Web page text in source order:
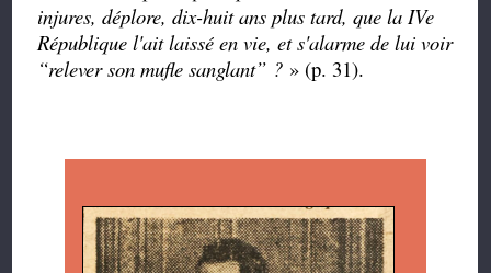
injures, déplore, dix-huit ans plus tard, que la IVe
République l'ait laissé en vie, et s'alarme de lui voir
“relever son mufle sanglant” ? » (p. 31).